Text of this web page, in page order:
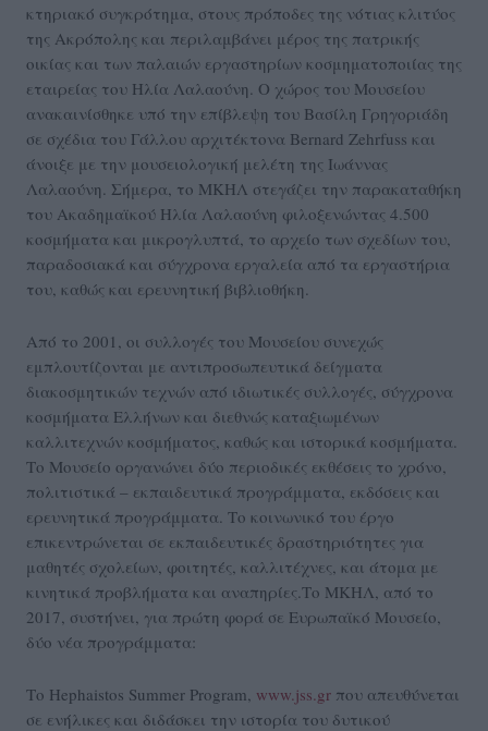
κτηριακό συγκρότημα, στους πρόποδες της νότιας κλιτύος
της Ακρόπολης και περιλαμβάνει μέρος της πατρικής
οικίας και των παλαιών εργαστηρίων κοσμηματοποιίας της
εταιρείας του Ηλία Λαλαούνη. Ο χώρος του Μουσείου
ανακαινίσθηκε υπό την επίβλεψη του Βασίλη Γρηγοριάδη
σε σχέδια του Γάλλου αρχιτέκτονα Bernard Zehrfuss και
άνοιξε με την μουσειολογική μελέτη της Ιωάννας
Λαλαούνη. Σήμερα, το ΜΚΗΛ στεγάζει την παρακαταθήκη
του Ακαδημαϊκού Ηλία Λαλαούνη φιλοξενώντας 4.500
κοσμήματα και μικρογλυπτά, το αρχείο των σχεδίων του,
παραδοσιακά και σύγχρονα εργαλεία από τα εργαστήρια
του, καθώς και ερευνητική βιβλιοθήκη.
Από το 2001, οι συλλογές του Μουσείου συνεχώς
εμπλουτίζονται με αντιπροσωπευτικά δείγματα
διακοσμητικών τεχνών από ιδιωτικές συλλογές, σύγχρονα
κοσμήματα Ελλήνων και διεθνώς καταξιωμένων
καλλιτεχνών κοσμήματος, καθώς και ιστορικά κοσμήματα.
Το Μουσείο οργανώνει δύο περιοδικές εκθέσεις το χρόνο,
πολιτιστικά – εκπαιδευτικά προγράμματα, εκδόσεις και
ερευνητικά προγράμματα. Το κοινωνικό του έργο
επικεντρώνεται σε εκπαιδευτικές δραστηριότητες για
μαθητές σχολείων, φοιτητές, καλλιτέχνες, και άτομα με
κινητικά προβλήματα και αναπηρίες.Το ΜΚΗΛ, από το
2017, συστήνει, για πρώτη φορά σε Ευρωπαϊκό Μουσείο,
δύο νέα προγράμματα:
Το Hephaistos Summer Program, www.jss.gr που απευθύνεται
σε ενήλικες και διδάσκει την ιστορία του δυτικού